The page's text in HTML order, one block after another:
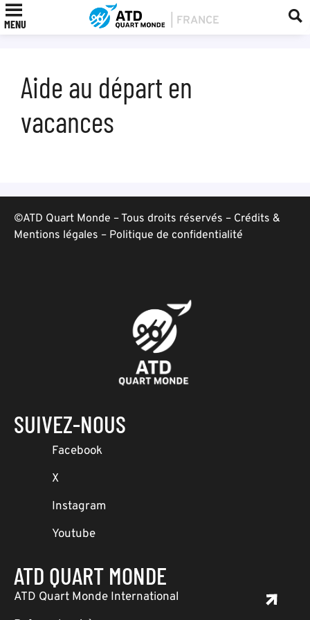
MENU
Aide au départ en
vacances
©ATD Quart Monde – Tous droits réservés – Crédits &
Mentions légales – Politique de confidentialité
SUIVEZ-NOUS
Facebook
X
Instagram
Youtube
ATD QUART MONDE
ATD Quart Monde International